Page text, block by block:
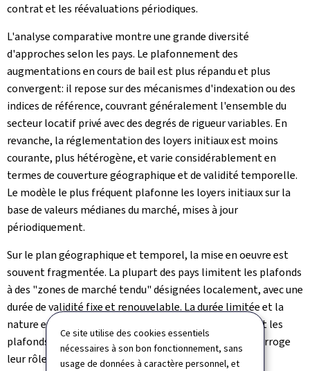
Ce site utilise des cookies essentiels
nécessaires à son bon fonctionnement, sans
usage de données à caractère personnel, et
contrat et les réévaluations périodiques.
L'analyse comparative montre une grande diversité
d'approches selon les pays. Le plafonnement des
augmentations en cours de bail est plus répandu et plus
convergent: il repose sur des mécanismes d'indexation ou des
indices de référence, couvrant généralement l'ensemble du
secteur locatif privé avec des degrés de rigueur variables. En
revanche, la réglementation des loyers initiaux est moins
courante, plus hétérogène, et varie considérablement en
termes de couverture géographique et de validité temporelle.
Le modèle le plus fréquent plafonne les loyers initiaux sur la
base de valeurs médianes du marché, mises à jour
périodiquement.
Sur le plan géographique et temporel, la mise en oeuvre est
souvent fragmentée. La plupart des pays limitent les plafonds
à des "zones de marché tendu" désignées localement, avec une
durée de validité fixe et renouvelable. La durée limitée et la
nature expérimentale de plusieurs mesures présentent les
plafonds comme des dispositifs provisoires, ce qui interroge
leur rôle structurel permanent.